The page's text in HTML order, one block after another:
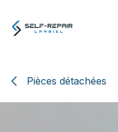
Pièces détachées